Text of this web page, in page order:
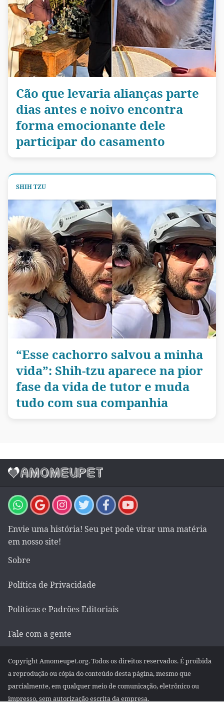
Cão que levaria alianças parte
dias antes e noivo encontra
forma emocionante dele
participar do casamento
SHIH TZU
“Esse cachorro salvou a minha
vida”: Shih-tzu aparece na pior
fase da vida de tutor e muda
tudo com sua companhia
Envie uma história! Seu pet pode virar uma matéria
em nosso site!
Sobre
Política de Privacidade
Políticas e Padrões Editoriais
Fale com a gente
Copyright Amomeupet.org. Todos os direitos reservados. É proibida
a reprodução ou cópia do conteúdo desta página, mesmo que
parcialmente, em qualquer meio de comunicação, eletrônico ou
impresso, sem autorização escrita da empresa.